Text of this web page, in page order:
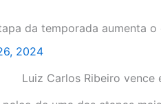
da temporada aumenta
2024
Luiz Carlos Ribeiro vence